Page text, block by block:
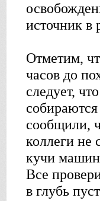
источник в
Отметим,
часов до
следует,
сообщили,
коллеги не
кучи
Все
в глубь